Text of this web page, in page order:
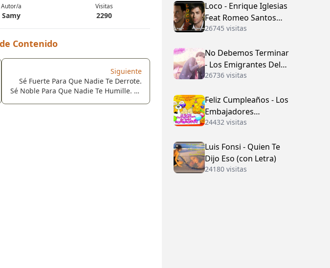
Autor/a
Samy
Visitas
2290
Contenido
Siguiente
Sé Fuerte Para Que Nadie Te Derrote.
Sé Noble Para Que Nadie Te Humille. Sé
Loco - Enrique Iglesias
Feat Romeo Santos
(con Letra)
26745 visitas
No Debemos Terminar
- Los Emigrantes Del
Vallenato
26736 visitas
Feliz Cumpleaños - Los
Embajadores
Vallenatos (con Letra)
24432 visitas
Luis Fonsi - Quien Te
Dijo Eso (con Letra)
24180 visitas